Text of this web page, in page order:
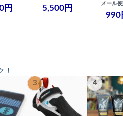
円 5,500円
メール
990
！
3 4